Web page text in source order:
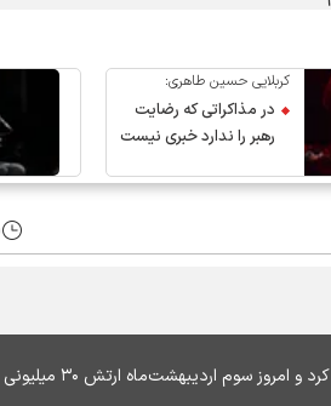
کربلایی حسین طاهری:
در مذاکراتی که رضایت
رهبر را ندارد خبری نیست
پویش جانفدا با ثبت رکوردی